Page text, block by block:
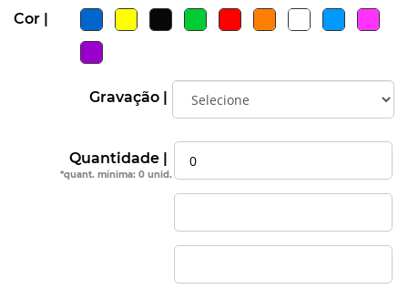
Cor |
Gravação |
Quantidade |
*quant. mínima: 0 unid.